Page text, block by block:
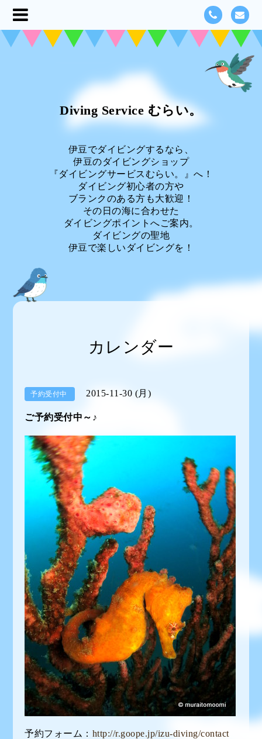
Diving Service むらい。
伊豆でダイビングするなら、
伊豆のダイビングショップ
『ダイビングサービスむらい。』へ！
ダイビング初心者の方や
ブランクのある方も大歓迎！
その日の海に合わせた
ダイビングポイントへご案内。
ダイビングの聖地
伊豆で楽しいダイビングを！
カレンダー
予約受付中 2015-11-30 (月)
ご予約受付中～♪
予約フォーム： http://r.goope.jp/izu-diving/contact